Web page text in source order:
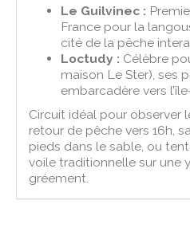
Le Guilvinec :
France pour la
cité de la pêche
Loctudy : Célèbre
maison Le Ster), ses
embarcadère vers
Circuit idéal pour observer
retour de pêche vers 16h,
pieds dans le sable, ou
voile traditionnelle sur une
gréement.